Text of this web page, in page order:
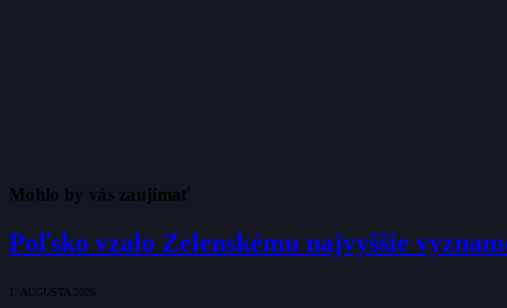
Mohlo by vás zaujímať
Poľsko vzalo Zelenskému najvyššie
1. AUGUSTA 2026